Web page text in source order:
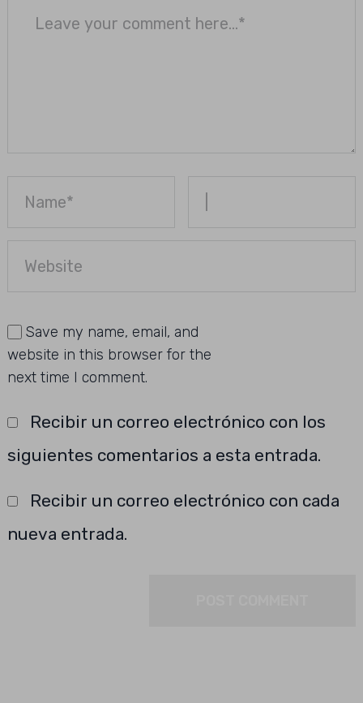
Save my name, email, and
website in this browser for the
next time I comment.
Recibir un correo electrónico con los
siguientes comentarios a esta entrada.
Recibir un correo electrónico con cada
nueva entrada.